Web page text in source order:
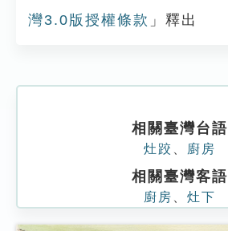
灣3.0版授權條款 」釋出
相關臺灣台語
灶跤 廚房
相關臺灣客語
廚房 灶下